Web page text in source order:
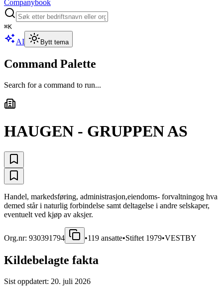
Companybook
⌘K
AI Bytt tema
Command Palette
Search for a command to run...
HAUGEN - GRUPPEN AS
Handel, markedsføring, administrasjon,eiendoms- forvaltningog hva
demed står i naturlig forbindelse samt deltagelse i andre selskaper,
eventuelt ved kjøp av aksjer.
Org.nr: 930391794 •119 ansatte•Stiftet 1979•VESTBY
Kildebelagte fakta
Sist oppdatert: 20. juli 2026